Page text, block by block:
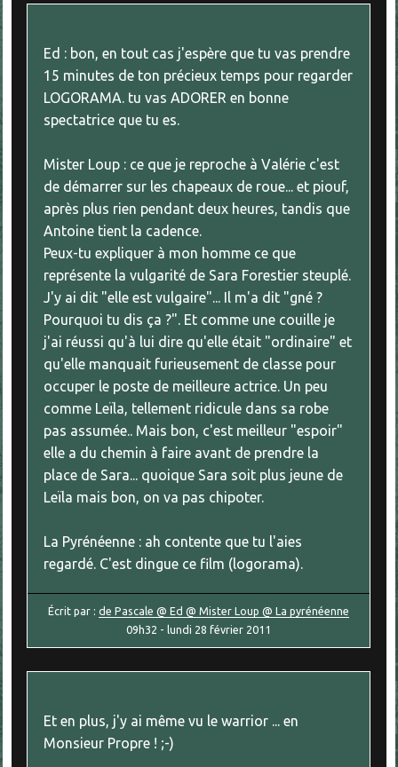
Ed : bon, en tout cas j'espère que tu vas prendre
15 minutes de ton précieux temps pour regarder
LOGORAMA. tu vas ADORER en bonne
spectatrice que tu es.
Mister Loup : ce que je reproche à Valérie c'est
de démarrer sur les chapeaux de roue... et piouf,
après plus rien pendant deux heures, tandis que
Antoine tient la cadence.
Peux-tu expliquer à mon homme ce que
représente la vulgarité de Sara Forestier steuplé.
J'y ai dit "elle est vulgaire"... Il m'a dit "gné ?
Pourquoi tu dis ça ?". Et comme une couille je
j'ai réussi qu'à lui dire qu'elle était "ordinaire" et
qu'elle manquait furieusement de classe pour
occuper le poste de meilleure actrice. Un peu
comme Leïla, tellement ridicule dans sa robe
pas assumée.. Mais bon, c'est meilleur "espoir"
elle a du chemin à faire avant de prendre la
place de Sara... quoique Sara soit plus jeune de
Leïla mais bon, on va pas chipoter.
La Pyrénéenne : ah contente que tu l'aies
regardé. C'est dingue ce film (logorama).
Écrit par :de Pascale @ Ed @ Mister Loup @ La pyrénéenne
09h32 - lundi 28 février 2011
Et en plus, j'y ai même vu le warrior ... en
Monsieur Propre ! ;-)